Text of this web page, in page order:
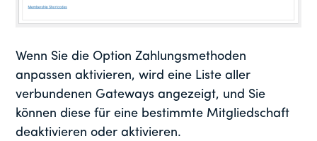
Wenn Sie die Option Zahlungsmethoden
anpassen aktivieren, wird eine Liste aller
verbundenen Gateways angezeigt, und Sie
können diese für eine bestimmte Mitgliedschaft
deaktivieren oder aktivieren.